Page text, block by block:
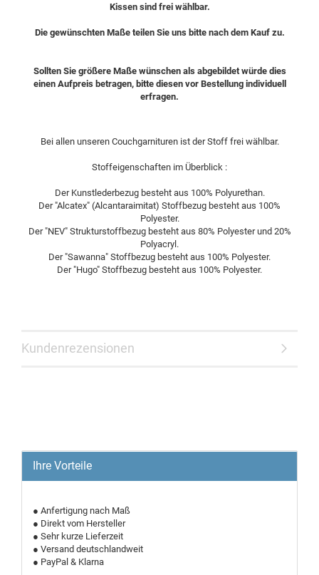
Kissen sind frei wählbar.
Die gewünschten Maße teilen Sie uns bitte nach dem Kauf zu.
Sollten Sie größere Maße wünschen als abgebildet würde dies
einen Aufpreis betragen, bitte diesen vor Bestellung individuell
erfragen.
Bei allen unseren Couchgarnituren ist der Stoff frei wählbar.
Stoffeigenschaften im Überblick :
Der Kunstlederbezug besteht aus 100% Polyurethan.
Der "Alcatex" (Alcantaraimitat) Stoffbezug besteht aus 100%
Polyester.
Der "NEV" Strukturstoffbezug besteht aus 80% Polyester und 20%
Polyacryl.
Der "Sawanna" Stoffbezug besteht aus 100% Polyester.
Der "Hugo" Stoffbezug besteht aus 100% Polyester.
Kundenrezensionen
Ihre Vorteile
● Anfertigung nach Maß
● Direkt vom Hersteller
● Sehr kurze Lieferzeit
● Versand deutschlandweit
● PayPal & Klarna